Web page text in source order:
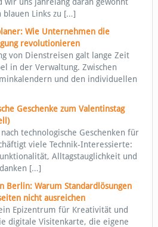
Links zu […]
Wie Unternehmen die
revolutionieren
von Dienstreisen galt lange Zeit
in der Verwaltung. Zwischen
und den individuellen
Geschenke zum Valentinstag
nach technologische Geschenken für
viele Technik-Interessierte:
Alltagstauglichkeit und
[…]
Berlin: Warum Standardlösungen
nicht ausreichen
Epizentrum für Kreativität und
digitale Visitenkarte, die eigene